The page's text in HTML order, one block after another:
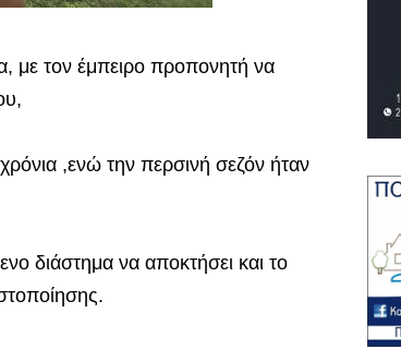
με τον έμπειρο προπονητή να
,ενώ την περσινή σεζόν ήταν
διάστημα να αποκτήσει και το